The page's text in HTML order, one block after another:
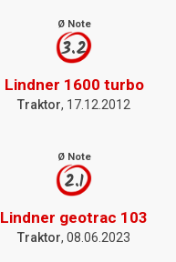
Ø Note
3.2
Lindner 1600 turbo
Traktor, 17.12.2012
Ø Note
2.1
Lindner geotrac 103
Traktor, 08.06.2023